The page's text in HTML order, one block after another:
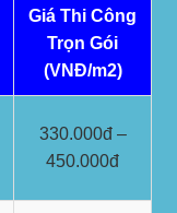
Giá Thi Công
Trọn Gói
(VNĐ/m2)
330.000đ –
450.000đ